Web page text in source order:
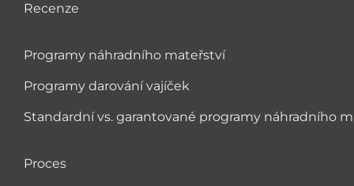
Recenze
Programy náhradního mateřství
Programy darování vajíček
Standardní vs. garantované programy náhradního
Proces